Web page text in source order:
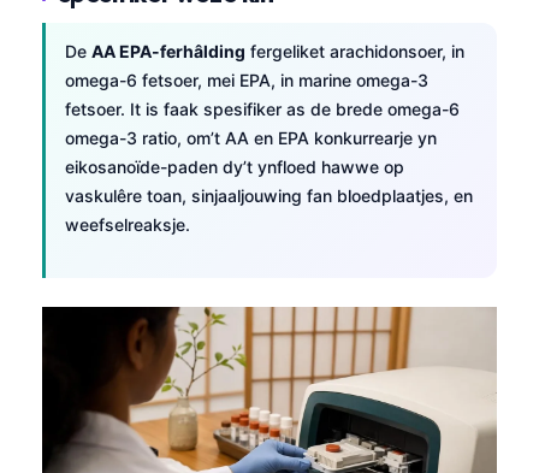
De AA EPA-ferhâlding fergeliket arachidonsoer, in
omega-6 fetsoer, mei EPA, in marine omega-3
fetsoer. It is faak spesifiker as de brede omega-6
omega-3 ratio, om’t AA en EPA konkurrearje yn
eikosanoïde-paden dy’t ynfloed hawwe op
vaskulêre toan, sinjaaljouwing fan bloedplaatjes, en
weefselreaksje.